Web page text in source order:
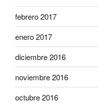
febrero 2017
enero 2017
diciembre 2016
noviembre 2016
octubre 2016